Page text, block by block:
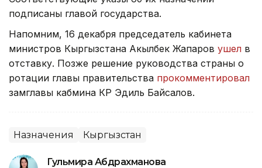
подписаны главой государства.
Напомним, 16 декабря председатель кабинета
министров Кыргызстана Акылбек Жапаров ушел в
отставку. Позже решение руководства страны о
ротации главы правительства прокомментировал
замглавы кабмина КР Эдиль Байсалов.
Назначения Кыргызстан
Гульмира Абдрахманова